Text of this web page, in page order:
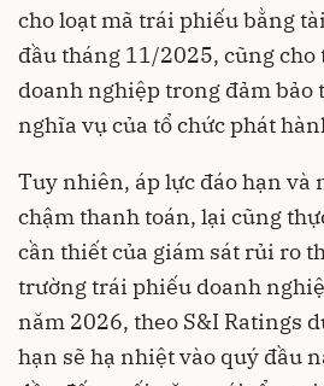
cho loạt mã trái phiếu bằng
đầu tháng 11/2025, cũng cho
doanh nghiệp trong đảm bảo
nghĩa vụ của tổ chức phát
Tuy nhiên, áp lực đáo hạn và
chậm thanh toán, lại cũng
cần thiết của giám sát rủi ro
trường trái phiếu doanh
năm 2026, theo S&I Ratings
hạn sẽ hạ nhiệt vào quý đầu